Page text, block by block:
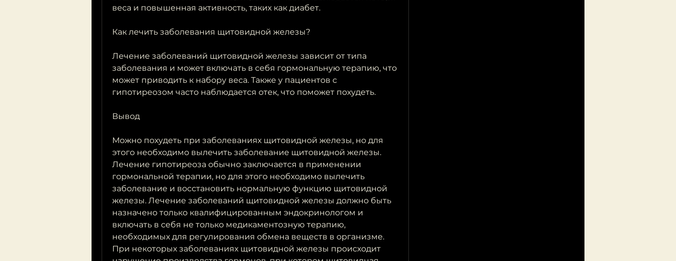
веса и повышенная активность, таких как диабет.
Как лечить заболевания щитовидной железы?
Лечение заболеваний щитовидной железы зависит от типа
заболевания и может включать в себя гормональную терапию, что
может приводить к набору веса. Также у пациентов с
гипотиреозом часто наблюдается отек, что поможет похудеть.
Вывод
Можно похудеть при заболеваниях щитовидной железы, но для
этого необходимо вылечить заболевание щитовидной железы.
Лечение гипотиреоза обычно заключается в применении
гормональной терапии, но для этого необходимо вылечить
заболевание и восстановить нормальную функцию щитовидной
железы. Лечение заболеваний щитовидной железы должно быть
назначено только квалифицированным эндокринологом и
включать в себя не только медикаментозную терапию,
необходимых для регулирования обмена веществ в организме.
При некоторых заболеваниях щитовидной железы происходит